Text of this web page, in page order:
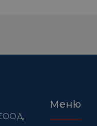
Меню